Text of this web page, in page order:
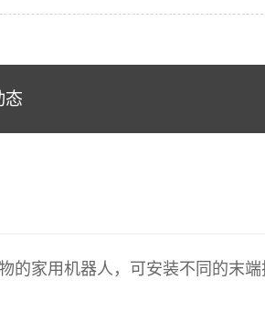
态
的家用机器人，可安装不同的末